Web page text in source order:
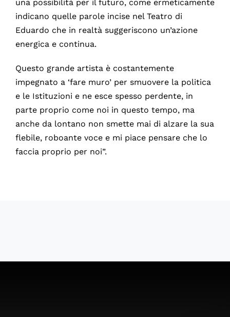
una possibilità per il futuro, come ermeticamente
indicano quelle parole incise nel Teatro di
Eduardo che in realtà suggeriscono un’azione
energica e continua.
Questo grande artista è costantemente
impegnato a ‘fare muro’ per smuovere la politica
e le Istituzioni e ne esce spesso perdente, in
parte proprio come noi in questo tempo, ma
anche da lontano non smette mai di alzare la sua
flebile, roboante voce e mi piace pensare che lo
faccia proprio per noi”.